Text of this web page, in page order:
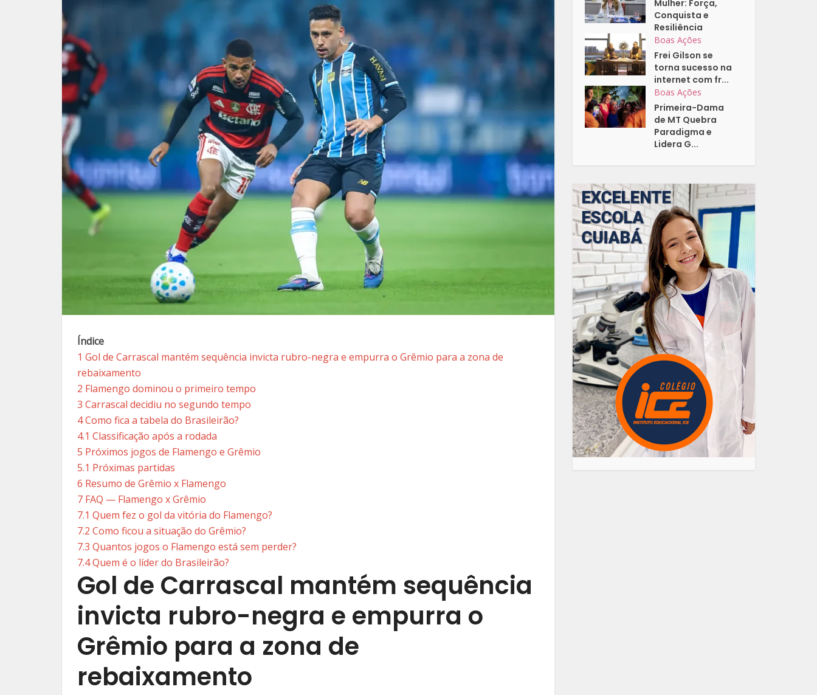
Índice
1 Gol de Carrascal mantém sequência invicta rubro-negra e empurra o Grêmio para a zona de
rebaixamento
2 Flamengo dominou o primeiro tempo
3 Carrascal decidiu no segundo tempo
4Como fica a tabela do Brasileirão?
4.1 Classificação após a rodada
5 Próximos jogos de Flamengo e Grêmio
5.1 Próximas partidas
6 Resumo de Grêmio x Flamengo
7 FAQ — Flamengo x Grêmio
7.1 Quem fez o gol da vitória do Flamengo?
7.2 Como ficou a situação do Grêmio?
7.3 Quantos jogos o Flamengo está sem perder?
7.4Quem é o líder do Brasileirão?
Gol de Carrascal mantém sequência
invicta rubro-negra e empurra o
Grêmio para a zona de
rebaixamento
Mulher: Força,
Conquista e
Resiliência
Boas Ações
Frei Gilson se
torna sucesso na
internet com fr...
Boas Ações
Primeira-Dama
de MT Quebra
Paradigma e
Lidera G...